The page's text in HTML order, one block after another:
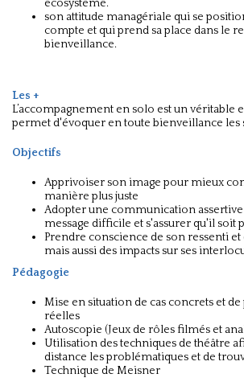
écosystème.
son attitude managériale qui se
compte et qui prend sa place dans le
bienveillance.
Les +
L’accompagnement en solo est un véritable
permet d'évoquer en toute bienveillance les
Objectifs
Apprivoiser son image pour mieux
manière plus juste
Adopter une communication assertive
message difficile et s'assurer qu'il soit
Prendre conscience de son ressenti et
mais aussi des impacts sur ses
Pédagogie
Mise en situation de cas concrets et
réelles
Autoscopie (Jeux de rôles filmés et
Utilisation des techniques de théâtre
distance les problématiques et de
Technique de Meisner